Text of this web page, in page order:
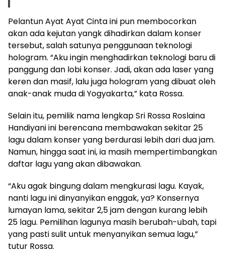
Pelantun Ayat Ayat Cinta ini pun membocorkan
akan ada kejutan yangk dihadirkan dalam konser
tersebut, salah satunya penggunaan teknologi
hologram. “Aku ingin menghadirkan teknologi baru di
panggung dan lobi konser. Jadi, akan ada laser yang
keren dan masif, lalu juga hologram yang dibuat oleh
anak-anak muda di Yogyakarta,” kata Rossa.
Selain itu, pemilik nama lengkap Sri Rossa Roslaina
Handiyani ini berencana membawakan sekitar 25
lagu dalam konser yang berdurasi lebih dari dua jam.
Namun, hingga saat ini, ia masih mempertimbangkan
daftar lagu yang akan dibawakan.
“Aku agak bingung dalam mengkurasi lagu. Kayak,
nanti lagu ini dinyanyikan enggak, ya? Konsernya
lumayan lama, sekitar 2,5 jam dengan kurang lebih
25 lagu. Pemilihan lagunya masih berubah-ubah, tapi
yang pasti sulit untuk menyanyikan semua lagu,”
tutur Rossa.